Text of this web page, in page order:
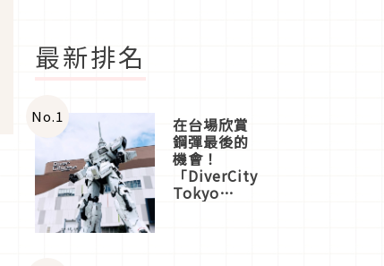
最新排名
No.1 在台場欣賞
鋼彈最後的
機會！
「DiverCity
Tokyo